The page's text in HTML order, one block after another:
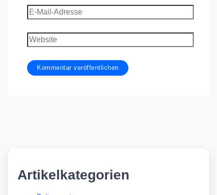
E-
Mail-
Adresse
Website
Artikelkategorien